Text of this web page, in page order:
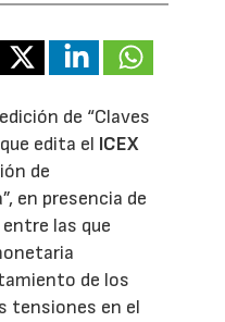
de “Claves
edita el ICEX
de
en presencia de
las que
de los
tensiones en el